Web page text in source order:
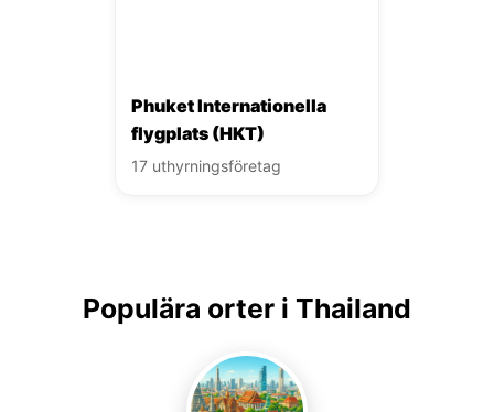
Phuket Internationella
flygplats (HKT)
17 uthyrningsföretag
Populära orter i Thailand